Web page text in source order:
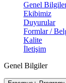
Genel
Ekibimiz
Duyurular
Formlar /
Kalite
İletişim
Genel Bilgiler